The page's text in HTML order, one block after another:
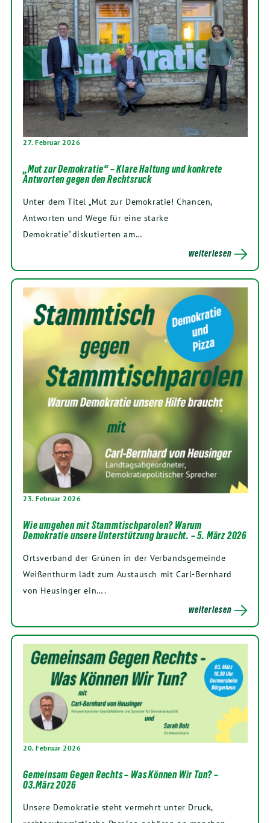
27. Februar 2026
„Mut zur Demokratie“ – Klare Haltung und konkrete
Antworten gegen den Rechtsruck
Unter dem Titel „Mut zur Demokratie! Chancen,
Antworten und Wege für eine starke
Demokratie“diskutierten am…
weiterlesen
23. Februar 2026
Wie umgehen mit Stammtischparolen? Warum
Demokratie unsere Unterstützung braucht. – 5. März 2026
Ortsverband der Grünen in der Verbandsgemeinde
Weißenthurm lädt zum Austausch mit Carl-Bernhard
von Heusinger ein….
weiterlesen
20. Februar 2026
Gemeinsam Gegen Rechts – Was Können Wir Tun? –
03.März 2026
Unsere Demokratie steht vermehrt unter Druck,